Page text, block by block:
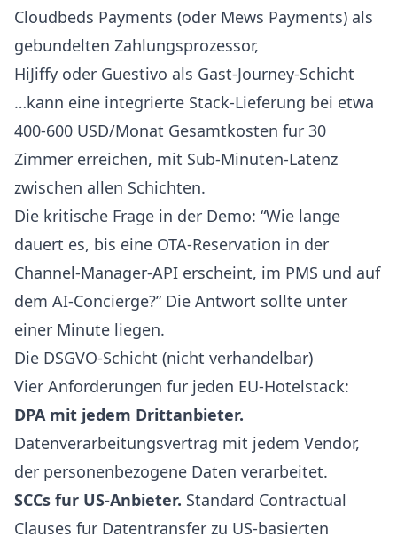
Cloudbeds Payments (oder Mews Payments) als
gebundelten Zahlungsprozessor,
HiJiffy oder Guestivo als Gast-Journey-Schicht
…kann eine integrierte Stack-Lieferung bei etwa
400-600 USD/Monat Gesamtkosten fur 30
Zimmer erreichen, mit Sub-Minuten-Latenz
zwischen allen Schichten.
Die kritische Frage in der Demo: “Wie lange
dauert es, bis eine OTA-Reservation in der
Channel-Manager-API erscheint, im PMS und auf
dem AI-Concierge?” Die Antwort sollte unter
einer Minute liegen.
Die DSGVO-Schicht (nicht verhandelbar)
Vier Anforderungen fur jeden EU-Hotelstack:
DPA mit jedem Drittanbieter.
Datenverarbeitungsvertrag mit jedem Vendor,
der personenbezogene Daten verarbeitet.
SCCs fur US-Anbieter. Standard Contractual
Clauses fur Datentransfer zu US-basierten